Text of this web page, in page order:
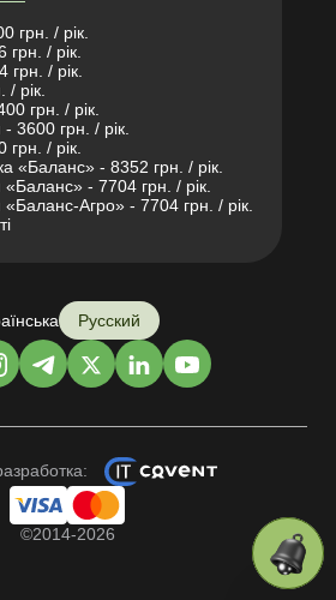
грн. / рік.
грн. / рік.
грн. / рік.
/ рік.
грн. / рік.
3600 грн. / рік.
грн. / рік.
«Баланс» - 8352 грн. / рік.
- 7704 грн. / рік.
Агро» - 7704 грн. / рік.
Русский
©2014-2026